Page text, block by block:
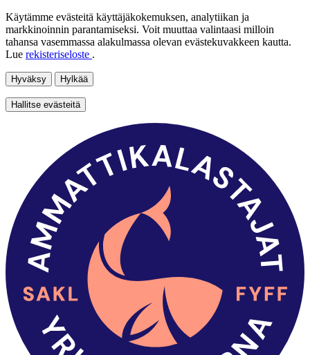
Käytämme evästeitä käyttäjäkokemuksen, analytiikan ja
markkinoinnin parantamiseksi. Voit muuttaa valintaasi milloin
tahansa vasemmassa alakulmassa olevan evästekuvakkeen kautta.
Lue rekisteriseloste .
Hyväksy Hylkää
Hallitse evästeitä